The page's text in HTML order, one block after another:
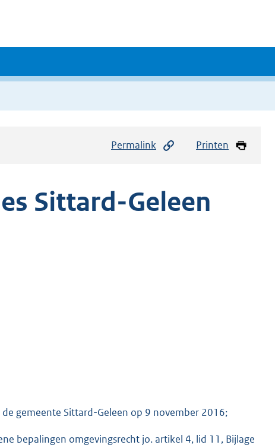
Permalink Printen
Sittard-Geleen
gemeente Sittard-Geleen op 9 november 2016;
bepalingen omgevingsrecht jo. artikel 4, lid 11, Bijlage